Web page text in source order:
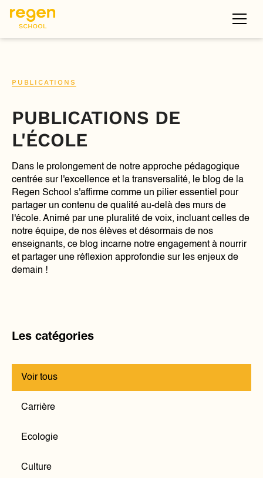
PUBLICATIONS
PUBLICATIONS DE
L'ÉCOLE
Dans le prolongement de notre approche pédagogique
centrée sur l'excellence et la transversalité, le blog de la
Regen School s'affirme comme un pilier essentiel pour
partager un contenu de qualité au-delà des murs de
l'école. Animé par une pluralité de voix, incluant celles de
notre équipe, de nos élèves et désormais de nos
enseignants, ce blog incarne notre engagement à nourrir
et partager une réflexion approfondie sur les enjeux de
demain !
Les catégories
Voir tous
Carrière
Ecologie
Culture